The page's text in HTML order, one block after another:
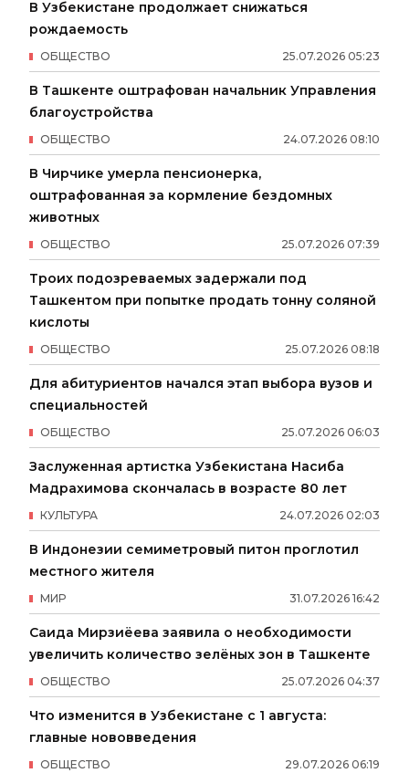
В Узбекистане продолжает снижаться
рождаемость
25.07.2026 05:23
ОБЩЕСТВО
В Ташкенте оштрафован начальник Управления
благоустройства
24.07.2026 08:10
ОБЩЕСТВО
В Чирчике умерла пенсионерка,
оштрафованная за кормление бездомных
животных
25.07.2026 07:39
ОБЩЕСТВО
Троих подозреваемых задержали под
Ташкентом при попытке продать тонну соляной
кислоты
25.07.2026 08:18
ОБЩЕСТВО
Для абитуриентов начался этап выбора вузов и
специальностей
25.07.2026 06:03
ОБЩЕСТВО
Заслуженная артистка Узбекистана Насиба
Мадрахимова скончалась в возрасте 80 лет
24.07.2026 02:03
КУЛЬТУРА
В Индонезии семиметровый питон проглотил
местного жителя
31.07.2026 16:42
МИР
Саида Мирзиёева заявила о необходимости
увеличить количество зелёных зон в Ташкенте
25.07.2026 04:37
ОБЩЕСТВО
Что изменится в Узбекистане с 1 августа:
главные нововведения
29.07.2026 06:19
ОБЩЕСТВО